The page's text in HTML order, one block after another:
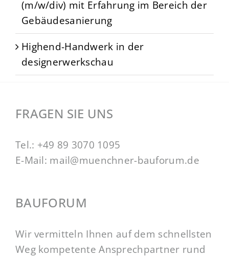
(m/w/div) mit Erfahrung im Bereich der
Gebäudesanierung
Highend-Handwerk in der
designerwerkschau
FRAGEN SIE UNS
Tel.: +49 89 3070 1095
E-Mail: mail@muenchner-bauforum.de
BAUFORUM
Wir vermitteln Ihnen auf dem schnellsten
Weg kompetente Ansprechpartner rund